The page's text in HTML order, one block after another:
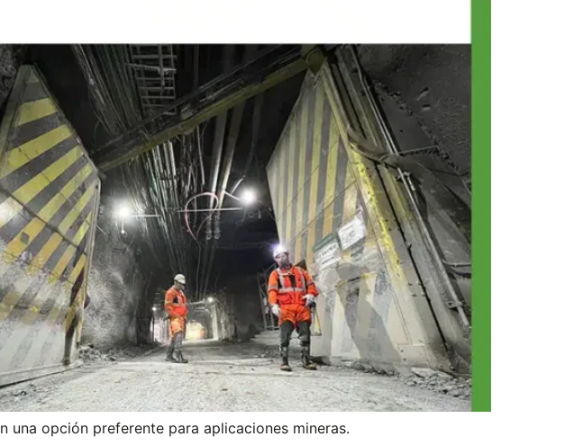
una opción preferente para aplicaciones mineras.